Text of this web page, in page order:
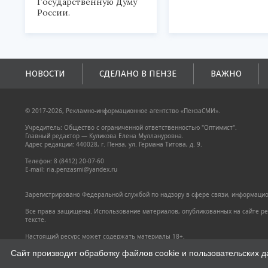
России.
НОВОСТИ СДЕЛАНО В ПЕНЗЕ ВАЖНО
© 2017-2026, Рекламно-информационное агентство «ПензаСМИ».
Учредитель: Общество с ограниченной ответственностью "Оптимист".
Главный редактор — Куликова Елена Муллануровна.
Адрес редакции: 440028, г. Пенза, ул. Германа Титова, д. 9.
Телефон: 8 (8412) 20-07-60
E-mail: ria.penzasmi@yandex.ru
Зарегистрировано Федеральной службой по надзору в сфере связи,
Все права защищены. Использование материалов, опубликованных на сайте
тексте.
Настоящий ресурс может содержать материалы 18+.
Сайт производит обработку файлов cookie и